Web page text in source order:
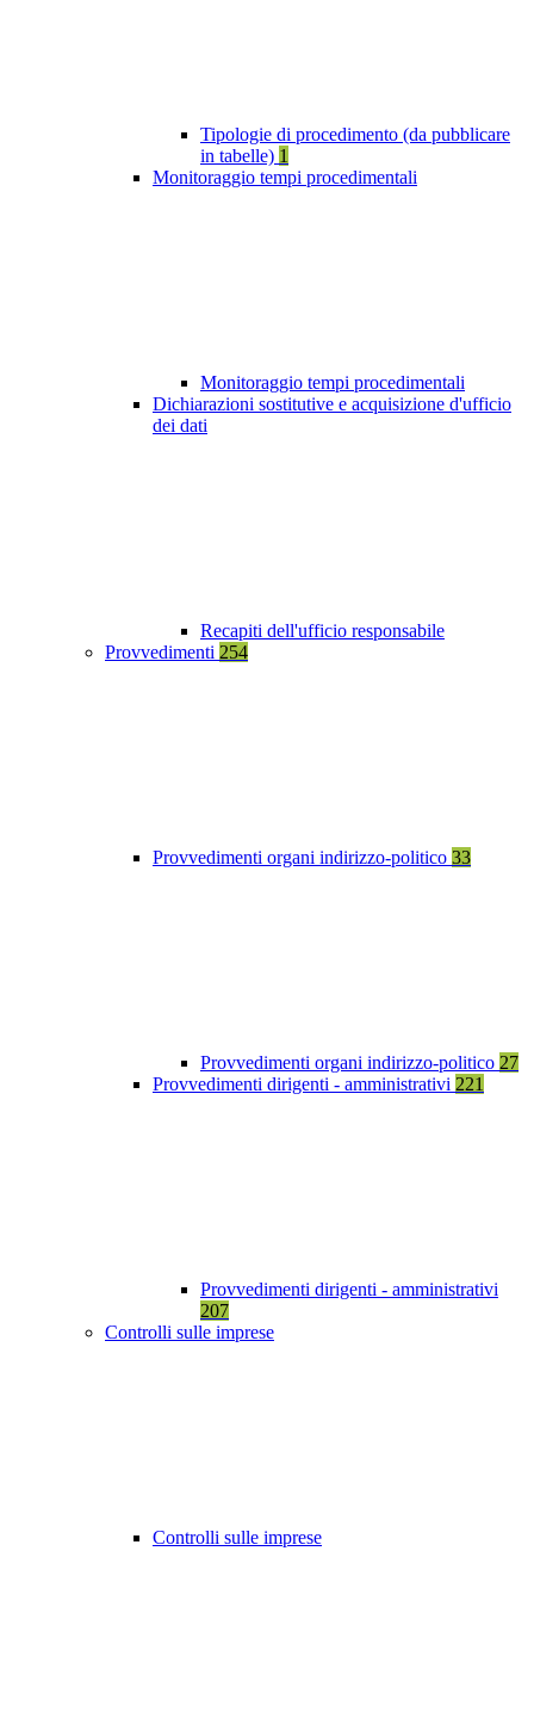
Tipologie di procedimento (da pubblicare
in tabelle) 1
Monitoraggio tempi procedimentali
Monitoraggio tempi procedimentali
Dichiarazioni sostitutive e acquisizione d'ufficio
dei dati
Recapiti dell'ufficio responsabile
Provvedimenti 254
Provvedimenti organi indirizzo-politico 33
Provvedimenti organi indirizzo-politico 27
Provvedimenti dirigenti - amministrativi 221
Provvedimenti dirigenti - amministrativi
207
Controlli sulle imprese
Controlli sulle imprese